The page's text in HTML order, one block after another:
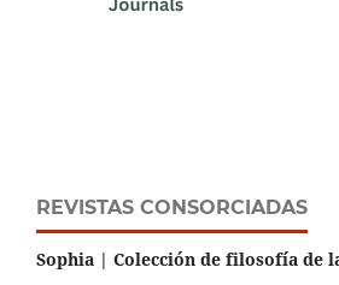
REVISTAS CONSORCIADAS
Sophia | Colección de filosofía de